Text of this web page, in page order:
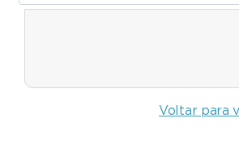
Voltar para